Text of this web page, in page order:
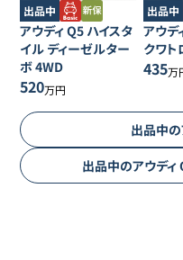
出品中
アウディQ5 ハイスタ
イル ディーゼルター
ボ 4WD
520万円
出品中
アウデ
クワト
435万
出品中の
出品中のアウディ